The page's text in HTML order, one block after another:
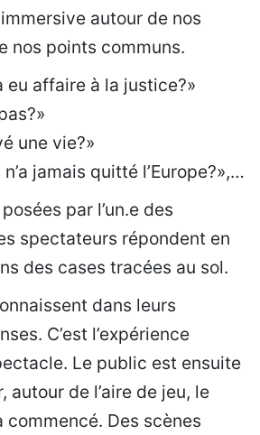
autour de nos
nos points communs.
eu affaire à la justice?»
une vie?»
jamais quitté l’Europe?»,…
par l’un.e des
spectateurs répondent en
des cases tracées au sol.
dans leurs
C’est l’expérience
Le public est ensuite
autour de l’aire de jeu, le
Des scènes